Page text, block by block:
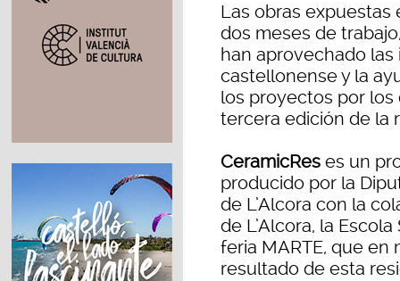
Las obras
dos meses de
han aprovechado
castellonense y la
los proyectos por
tercera edición de la
CeramicRes es un
producido por la
de L’Alcora con la
de L’Alcora, la
feria MARTE, que en
resultado de esta